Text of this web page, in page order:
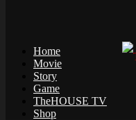
Home
Movie
Story
Game
TheHOUSE TV
Shop